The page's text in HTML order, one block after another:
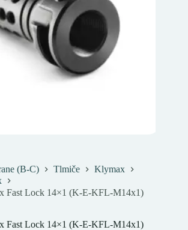
(B-C) Tlmiče
Klymax
Fast Lock 14×1 (K-E-KFL-M14x1)
Fast Lock 14×1 (K-E-KFL-M14x1)